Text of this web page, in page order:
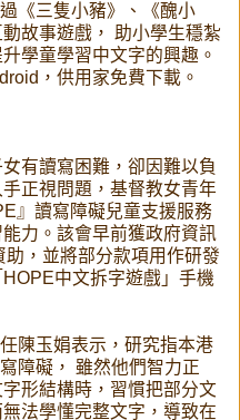
《三隻小豬》、《醜小
故事遊戲， 助小學生穩紮
學童學習中文字的興趣。
，供用家免費下載。
有讀寫困難，卻因難以負
正視問題，基督教女青年
』讀寫障礙兒童支援服務
力。該會早前獲政府資訊
，並將部分款項用作研發
中文拆字遊戲」手機
陳玉娟表示，研究指本港
障礙， 雖然他們智力正
形結構時，習慣把部分文
法學懂完整文字，導致在